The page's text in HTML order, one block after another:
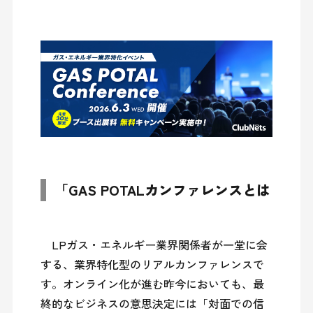
「GAS POTALカンファレンスとは
LPガス・エネルギー業界関係者が一堂に会
する、業界特化型のリアルカンファレンスで
す。オンライン化が進む昨今においても、最
終的なビジネスの意思決定には「対面での信